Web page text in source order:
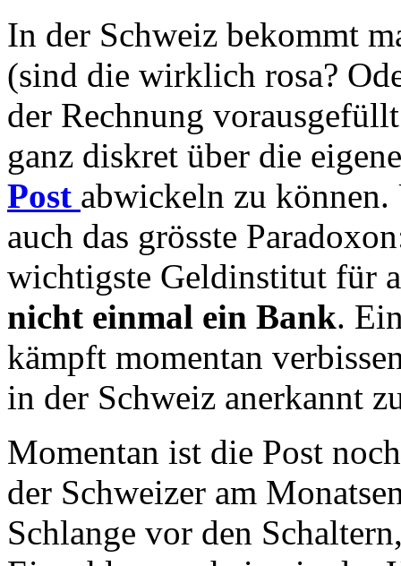
In der Schweiz bekommt
(sind die wirklich rosa?
der Rechnung
ganz diskret über die
Post abwickeln zu
auch das grösste
wichtigste Geldinstitut für
nicht einmal ein Bank.
kämpft momentan
in der Schweiz anerkannt
Momentan ist die Post
der Schweizer am
Schlange vor den